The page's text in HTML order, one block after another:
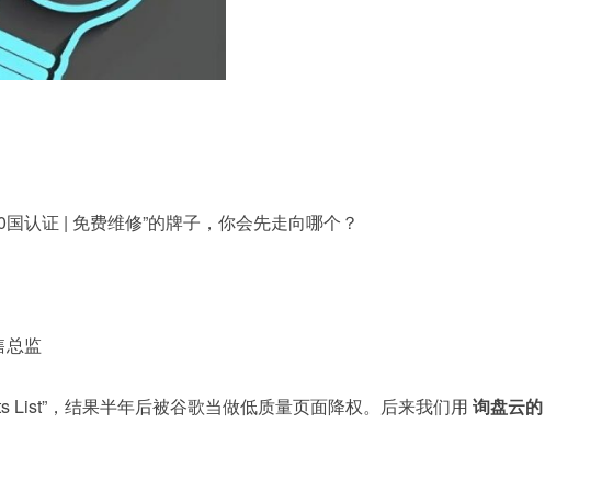
认证 | 免费维修”的牌子，你会先走向哪个？
总监
，结果半年后被谷歌当做低质量页面降权。后来我们用 询盘云的